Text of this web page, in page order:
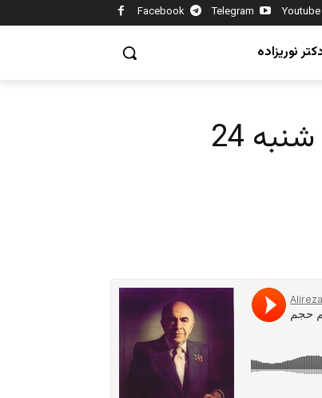
Facebook Telegram Youtube
نوریزاده
پنجره ای رو به خانه پدری سه شنبه 24